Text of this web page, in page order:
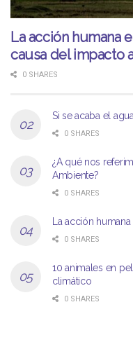
La acción humana
causa del impacto
0 SHARES
Si se acaba el
0 SHARES
¿A qué nos
Ambiente?
0 SHARES
La acción
0 SHARES
10 animales en
climático
0 SHARES